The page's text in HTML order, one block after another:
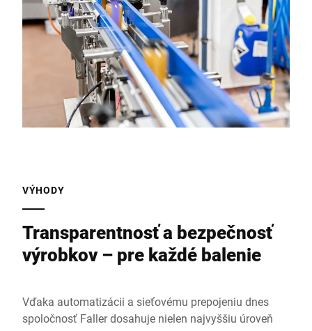
VÝHODY
Transparentnosť a bezpečnosť
výrobkov – pre každé balenie
Vďaka automatizácii a sieťovému prepojeniu dnes
spoločnosť Faller dosahuje nielen najvyššiu úroveň